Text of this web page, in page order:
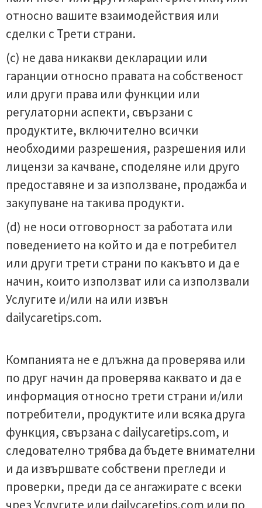
относно вашите взаимодействия или
сделки с Трети страни.
(c) не дава никакви декларации или
гаранции относно правата на собственост
или други права или функции или
регулаторни аспекти, свързани с
продуктите, включително всички
необходими разрешения, разрешения или
лицензи за качване, споделяне или друго
предоставяне и за използване, продажба и
закупуване на такива продукти.
(d) не носи отговорност за работата или
поведението на който и да е потребител
или други трети страни по какъвто и да е
начин, които използват или са използвали
Услугите и/или на или извън
dailycaretips.com.
Компанията не е длъжна да проверява или
по друг начин да проверява каквато и да е
информация относно трети страни и/или
потребители, продуктите или всяка друга
функция, свързана с dailycaretips.com, и
следователно трябва да бъдете внимателни
и да извършвате собствени прегледи и
проверки, преди да се ангажирате с всеки
чрез Услугите или dailycaretips.com или по